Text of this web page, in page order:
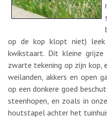
op de kop klopt niet)
kwikstaart. Dit kleine
zwarte tekening op zijn kop,
weilanden, akkers en open
op een donkere goed
steenhopen, en zoals in
houtstapel achter het